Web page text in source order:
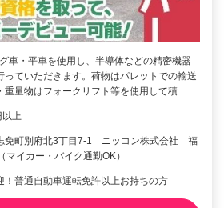
車・平車を使用し、半導体などの精密機器
っていただきます。荷物はパレットでの輸送
重量物はフォークリフト等を使用して積…
以上
免町別府北3丁目7-1 ニッコン株式会社 福
マイカー・バイク通勤OK）
！普通自動車運転免許以上お持ちの方